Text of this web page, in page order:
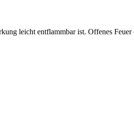
leicht entflammbar ist. Offenes